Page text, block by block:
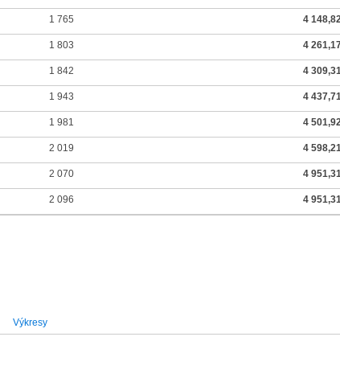
1 765 4
1 803 4
1 842 4
1 943 4
1 981 4
2 019 4
2 070 4
2 096 4
Výkresy